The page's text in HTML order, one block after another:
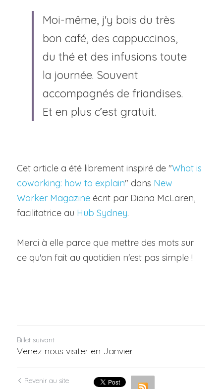
Moi-même, j'y bois du très
bon café, des cappuccinos,
du thé et des infusions toute
la journée. Souvent
accompagnés de friandises.
Et en plus c’est gratuit.
Cet article a été librement inspiré de "What is
coworking: how to explain" dans New
Worker Magazine écrit par Diana McLaren,
facilitatrice au Hub Sydney.
Merci à elle parce que mettre des mots sur
ce qu'on fait au quotidien n'est pas simple !
Billet suivant
Venez nous visiter en Janvier
Revenir au site